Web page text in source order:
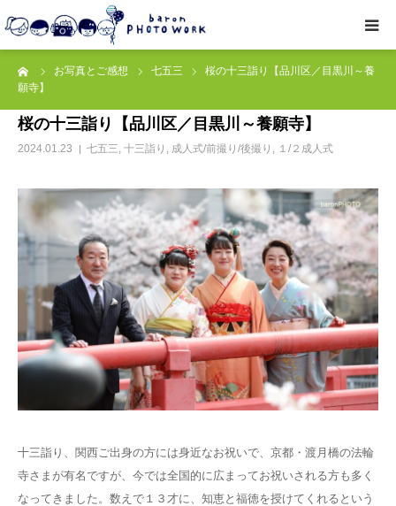
お写真とご感想 七五三
桜の十三詣り【品川区／目黒川～養
願寺】
桜の十三詣り【品川区／目黒川～養願寺】
2024.01.23 七五三, 十三詣り , 成人式/前撮り/後撮り , １/２成人式
十三詣り、関西ご出身の方には身近なお祝いで、京都・渡月橋の法輪
寺さまが有名ですが、今では全国的に広まってお祝いされる方も多く
なってきました。数えで１３才に、知恵と福徳を授けてくれるという
撮影プラン
私たちについて
● お写真とご感想
レッスン/撮影会
取材・企業・オーナーさま
ご予約